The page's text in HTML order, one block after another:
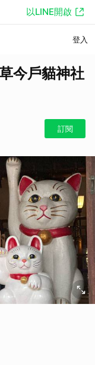
以LINE開啟
登入
今戶貓神社
訂閱